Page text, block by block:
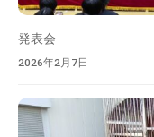
発表会
2026年2月7日